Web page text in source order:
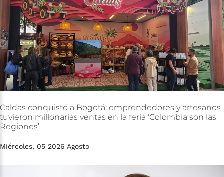
Caldas conquistó a Bogotá: emprendedores y artesanos
tuvieron millonarias ventas en la feria ‘Colombia son las
Regiones’
Miércoles, 05 2026 Agosto